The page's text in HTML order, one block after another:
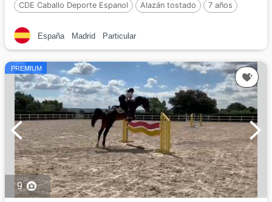
CDE Caballo Deporte Espanol
Alazán tostado
7 años
España
Madrid Particular
PREMIUM
9